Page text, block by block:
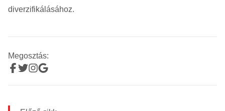
diverzifikálásához.
Megosztás: